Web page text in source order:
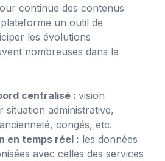
continue des contenus
un outil de
les évolutions
nombreuses dans la
centralisé : vision
situation administrative,
congés, etc.
en temps réel : les données
avec celles des services